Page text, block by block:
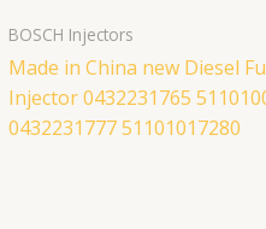
BOSCH Injectors
Made in China new Diesel
Injector 0432231765
0432231777 51101017280